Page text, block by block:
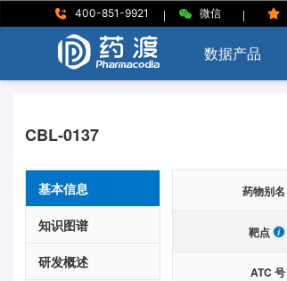
400-851-9921 | 微信 |
数据产品
CBL-0137
基本信息
知识图谱
研发概述
药物别名
靶点
ATC 号